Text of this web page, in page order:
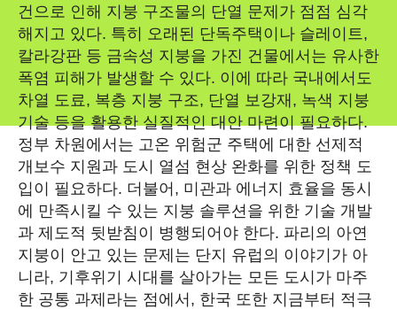
건으로 인해 지붕 구조물의 단열 문제가 점점 심각
해지고 있다. 특히 오래된 단독주택이나 슬레이트,
칼라강판 등 금속성 지붕을 가진 건물에서는 유사한
폭염 피해가 발생할 수 있다. 이에 따라 국내에서도
차열 도료, 복층 지붕 구조, 단열 보강재, 녹색 지붕
기술 등을 활용한 실질적인 대안 마련이 필요하다.
정부 차원에서는 고온 위험군 주택에 대한 선제적
개보수 지원과 도시 열섬 현상 완화를 위한 정책 도
입이 필요하다. 더불어, 미관과 에너지 효율을 동시
에 만족시킬 수 있는 지붕 솔루션을 위한 기술 개발
과 제도적 뒷받침이 병행되어야 한다. 파리의 아연
지붕이 안고 있는 문제는 단지 유럽의 이야기가 아
니라, 기후위기 시대를 살아가는 모든 도시가 마주
한 공통 과제라는 점에서, 한국 또한 지금부터 적극